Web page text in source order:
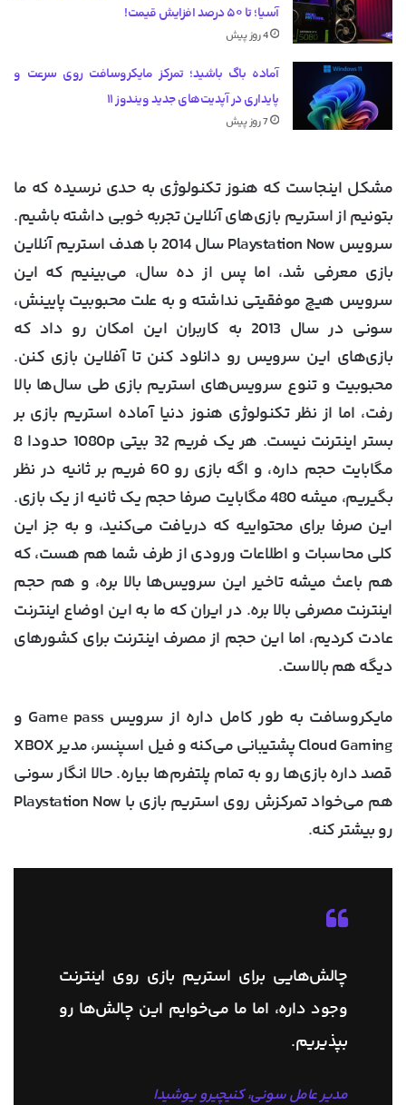
آسیا؛ تا ۵۰ درصد افزایش قیمت!
4 روز پیش
آماده باگ باشید؛ تمرکز مایکروسافت روی سرعت و
پایداری در آپدیت‌های جدید ویندوز ۱۱
7 روز پیش
مشکل اینجاست که هنوز تکنولوژی به حدی نرسیده که ما
بتونیم از استریم بازی‌های آنلاین تجربه خوبی داشته باشیم.
سرویس Playstation Now سال 2014 با هدف استریم آنلاین
بازی معرفی شد، اما پس از ده سال، می‌بینیم که این
سرویس هیچ موفقیتی نداشته و به علت محبوبیت پایینش،
سونی در سال 2013 به کاربران این امکان رو داد که
بازی‌های این سرویس رو دانلود کنن تا آفلاین بازی کنن.
محبوبیت و تنوع سرویس‌های استریم بازی طی سال‌ها بالا
رفت، اما از نظر تکنولوژی هنوز دنیا آماده استریم بازی بر
بستر اینترنت نیست. هر یک فریم 32 بیتی 1080p حدودا 8
مگابایت حجم داره، و اگه بازی رو 60 فریم بر ثانیه در نظر
بگیریم، میشه 480 مگابایت صرفا حجم یک ثانیه از یک بازی.
این صرفا برای محتواییه که دریافت می‌کنید، و به جز این
کلی محاسبات و اطلاعات ورودی از طرف شما هم هست، که
هم باعث میشه تاخیر این سرویس‌ها بالا بره، و هم حجم
اینترنت مصرفی بالا بره. در ایران که ما به این اوضاع اینترنت
عادت کردیم، اما این حجم از مصرف اینترنت برای کشورهای
دیگه هم بالاست.
مایکروسافت به طور کامل داره از سرویس Game pass و
Cloud Gaming پشتیبانی می‌کنه و فیل اسپنسر، مدیر XBOX
قصد داره بازی‌ها رو به تمام پلتفرم‌ها بیاره. حالا انگار سونی
هم می‌خواد تمرکزش روی استریم بازی با Playstation Now
رو بیشتر کنه.
چالش‌هایی برای استریم بازی روی اینترنت
وجود داره، اما ما می‌خوایم این چالش‌ها رو
بپذیریم.
مدیر عامل سونی، کنیچیرو یوشیدا